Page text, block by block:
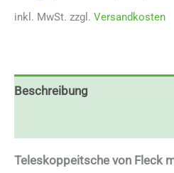
inkl. MwSt. zzgl. Versandkosten
Beschreibung
Teleskoppeitsche von Fleck